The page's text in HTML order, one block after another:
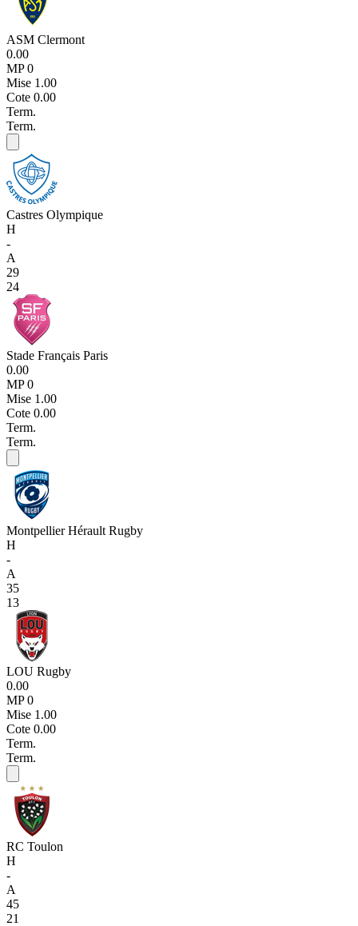
ASM Clermont
0.00
MP 0
Mise 1.00
Cote 0.00
Term.
Term.
Castres Olympique
H
-
A
29
24
Stade Français Paris
0.00
MP 0
Mise 1.00
Cote 0.00
Term.
Term.
Montpellier Hérault Rugby
H
-
A
35
13
LOU Rugby
0.00
MP 0
Mise 1.00
Cote 0.00
Term.
Term.
RC Toulon
H
-
A
45
21